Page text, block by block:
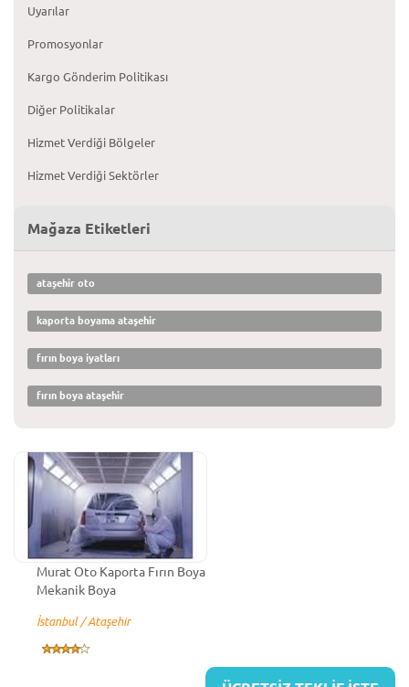
Uyarılar
Promosyonlar
Kargo Gönderim Politikası
Diğer Politikalar
Hizmet Verdiği Bölgeler
Hizmet Verdiği Sektörler
Mağaza Etiketleri
ataşehir oto
kaporta boyama ataşehir
fırın boya iyatları
fırın boya ataşehir
Murat Oto Kaporta Fırın Boya
Mekanik Boya
İstanbul / Ataşehir